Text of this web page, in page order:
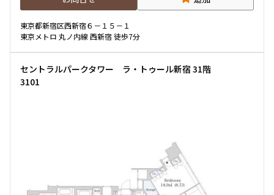
東京都新宿区西新宿６－１５－１
東京メトロ 丸ノ内線 西新宿 徒歩7分
セントラルパークタワー ラ・トゥール新宿 31階
3101